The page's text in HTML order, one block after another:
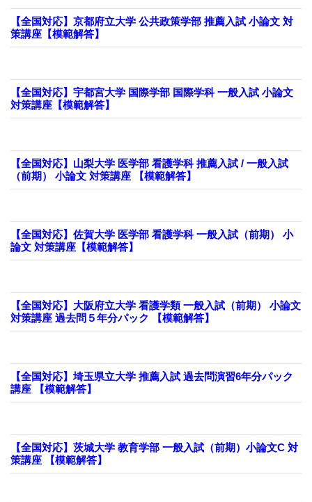
【全国対応】京都府立大学 公共政策学部 推薦入試 小論文 対
策講座【模範解答】
【全国対応】宇都宮大学 国際学部 国際学科 一般入試 小論文
対策講座【模範解答】
【全国対応】山梨大学 医学部 看護学科 推薦入試 / 一般入試
（前期） 小論文 対策講座 【模範解答】
【全国対応】佐賀大学 医学部 看護学科 一般入試（前期） 小
論文 対策講座【模範解答】
【全国対応】大阪府立大学 看護学類 一般入試（前期） 小論文
対策講座 過去問５年分パック 【模範解答】
【全国対応】埼玉県立大学 推薦入試 過去問演習6年分パック
講座 【模範解答】
【全国対応】茨城大学 教育学部 一般入試（前期）小論文C 対
策講座 【模範解答】